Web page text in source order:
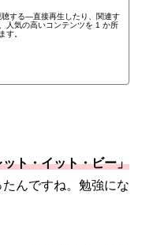
する—直接再生したり、関連す
人気の高いコンテンツを 1 か所
す。
ット・イット・ビー」
んですね。勉強にな